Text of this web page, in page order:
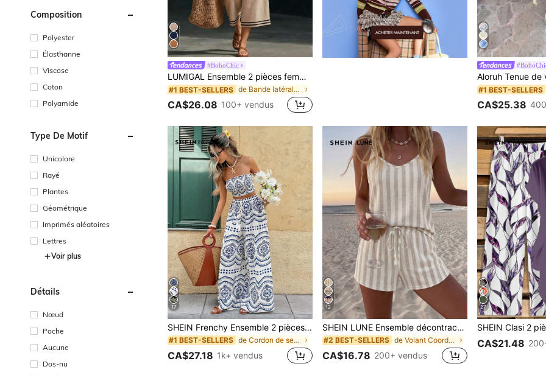
Composition
Polyester
Élasthanne
Viscose
Coton
Polyamide
Type De Motif
Unicolore
Rayé
Plantes
Géométrique
Imprimés aléatoires
Lettres
Voir plus
Détails
Nœud
Poche
Aucune
Dos-nu
#BohoChic
LUMIGAL Ensemble 2 pièces femme d'été décontracté avec top ample à col rond et pantalon assorti
#1 BEST-SELLERS de Bande latérale Coordonnées féminines
CA$26.08 100+ vendus
#1 BEST-SELLERS
CA$25.38
17
SHEIN Frenchy Ensemble 2 pièces femme pour vacances, top bandeau court imprimé plante et pantalon large
#1 BEST-SELLERS de Cordon de serrage Tenues deux pièces pour femme
CA$27.18 1k+ vendus
12
SHEIN LUNE Ensemble décontracté pour femme avec top camisole et short à rayures et blocs de couleurs pour tous les jours
#2 BEST-SELLERS de Volant Coordonnées féminines
CA$16.78 200+ vendus
27
CA$21.48